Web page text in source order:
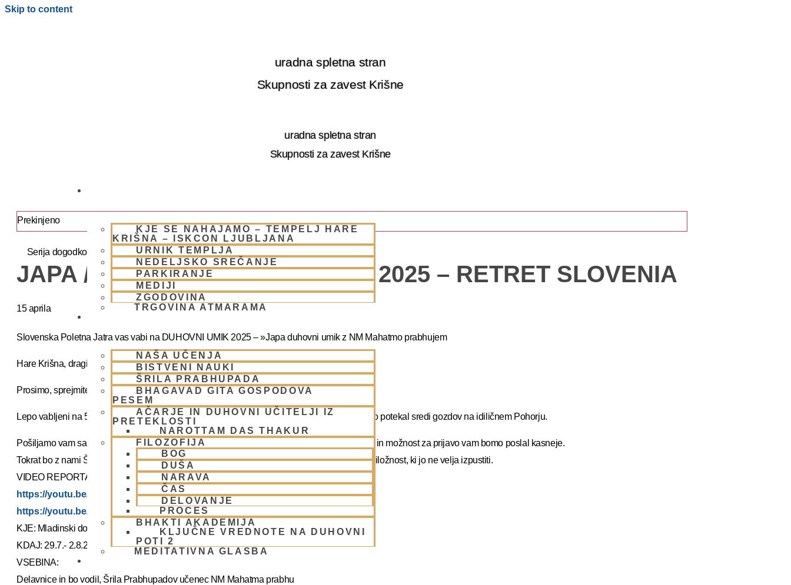
Skip to content
uradna spletna stran
Skupnosti za zavest Krišne
uradna spletna stran
Skupnosti za zavest Krišne
KJE SE NAHAJAMO – TEMPELJ HARE
KRIŠNA – ISKCON LJUBLJANA
URNIK TEMPLJA
NEDELJSKO SREČANJE
PARKIRANJE
MEDIJI
ZGODOVINA
TRGOVINA ATMARAMA
NAŠA UČENJA
BISTVENI NAUKI
ŠRILA PRABHUPADA
BHAGAVAD GITA GOSPODOVA
PESEM
AČARJE IN DUHOVNI UČITELJI IZ
PRETEKLOSTI
NAROTTAM DAS THAKUR
FILOZOFIJA
BOG
DUŠA
NARAVA
ČAS
DELOVANJE
PROCES
BHAKTI AKADEMIJA
KLJUČNE VREDNOTE NA DUHOVNI
POTI 2
MEDITATIVNA GLASBA
Prekinjeno
Serija dogodkov: JAPA / KIRTAN UMIK POHORJE 2025 – RETRET SLOVENIA
JAPA / KIRTAN UMIK POHORJE 2025 – RETRET SLOVENIA
15 aprila
Slovenska Poletna Jatra vas vabi na DUHOVNI UMIK 2025 – »Japa duhovni umik z NM Mahatmo prabhujem
Hare Krišna, dragi bhakte!
Prosimo, sprejmite naše ponižno spoštovanje! Vsa slava Šrila Prabhupadu!
Lepo vabljeni na 5-dnevno nepozabno transcendentalno izkušnjo na DUHOVNI UMIK, ki bo potekal sredi gozdov na idiličnem Pohorju.
Pošiljamo vam samo osnovno informacijo tako da si lahko rezervirate dopust. Več podatkov in možnost za prijavo vam bomo poslal kasneje.
Tokrat bo z nami Šrila Prabhupadov učenec, duhovni učitelj NM Mahatma prabhu. Redka priložnost, ki jo ne velja izpustiti.
VIDEO REPORTAŽE IZ PREJŠNIH UMIKOV – KLIKNI 🙂
https://youtu.be/mVmx_h4mTCc?si=iYB7KXEdqz7Nz2is
https://youtu.be/AziuZJyrho4?si=Zr5a_H8Hj-X888vW
KJE: Mladinski dom na Smolniku (mariborsko Pohorje)
KDAJ: 29.7.- 2.8.2025 (od torka do sobote)
VSEBINA:
Delavnice in bo vodil, Šrila Prabhupadov učenec NM Mahatma prabhu